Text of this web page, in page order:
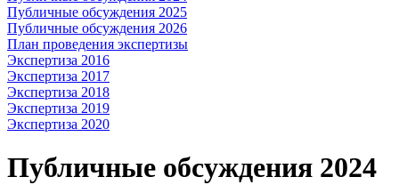
Публичные обсуждения 2025
Публичные обсуждения 2026
План проведения экспертизы
Экспертиза 2016
Экспертиза 2017
Экспертиза 2018
Экспертиза 2019
Экспертиза 2020
Публичные обсуждения 2024